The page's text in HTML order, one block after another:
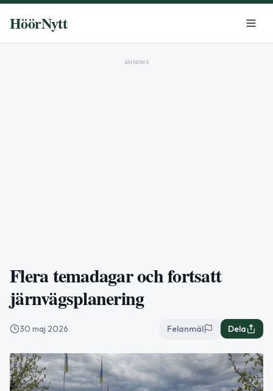
HöörNytt
ANNONS
Flera temadagar och fortsatt
järnvägsplanering
30 maj 2026 Felanmäl Dela